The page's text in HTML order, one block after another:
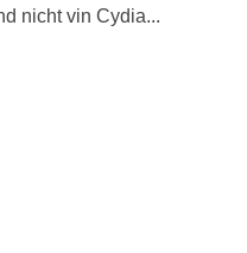
nicht vin Cydia...